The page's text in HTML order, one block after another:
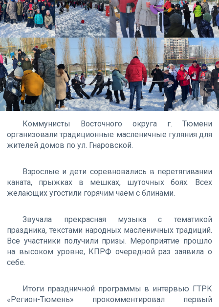
Коммунисты Восточного округа г. Тюмени
организовали традиционные масленичные гуляния для
жителей домов по ул. Гнаровской.
Взрослые и дети соревновались в перетягивании
каната, прыжках в мешках, шуточных боях. Всех
желающих угостили горячим чаем с блинами.
Звучала прекрасная музыка с тематикой
праздника, текстами народных масленичных традиций.
Все участники получили призы. Мероприятие прошло
на высоком уровне, КПРФ очередной раз заявила о
себе.
Итоги праздничной программы в интервью ГТРК
«Регион-Тюмень» прокомментировал первый